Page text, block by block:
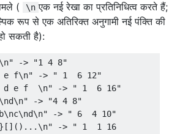
(
\n एक नई रेखा का प्रतिनिधित्व करते हैं;
रूप से एक अतिरिक्त अनुगामी नई पंक्ति की
सकती है):
-> "1 4 8"
e f\n" -> " 1  6 12"
d e f  \n" -> " 1  6 16"
-> "4 4 8"
-> " 6  4 10"
-> " 1  1 16